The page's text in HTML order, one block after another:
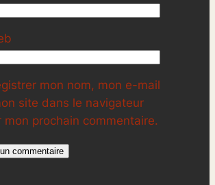
mon nom, mon e-mail
site dans le navigateur
mon prochain commentaire.